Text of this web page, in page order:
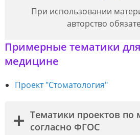
При использовании
авторство
Примерные тематики
медицине
Проект "Стоматология"
Тематики проектов по
согласно ФГОС